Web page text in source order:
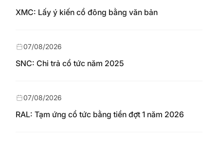
XMC: Lấy ý kiến cổ đông bằng văn bản
SNC: Chi trả cổ tức năm 2025
07/08/2026
RAL: Tạm ứng cổ tức bằng tiền đợt 1 năm 2026
07/08/2026